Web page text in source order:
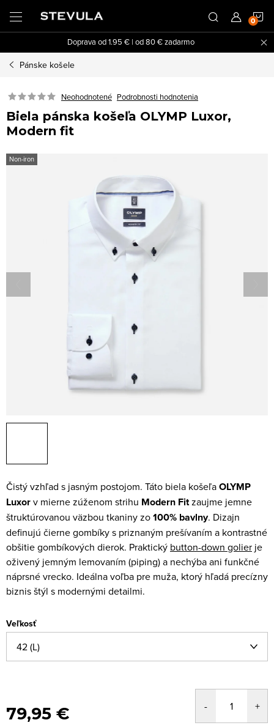
obsah
Doprava od 1.95 € | od 80 € zadarmo
Pánske košele
Neohodnotené Podrobnosti hodnotenia
Biela pánska košeľa OLYMP Luxor,
Modern fit
Non-iron
Čistý vzhľad s jasným postojom. Táto biela košeľaOLYMP
Luxorv mierne zúženom strihu Modern Fitzaujme jemne
štruktúrovanou väzbou tkaniny zo100% bavlny. Dizajn
definujú čierne gombíky s priznaným prešívaním a kontrastné
obšitie gombíkových dierok. Praktický button-down golier je
oživený jemným lemovaním (piping) a nechýba ani funkčné
náprsné vrecko. Ideálna voľba pre muža, ktorý hľadá precízny
biznis štýl s modernými detailmi.
Veľkosť
79,95 €